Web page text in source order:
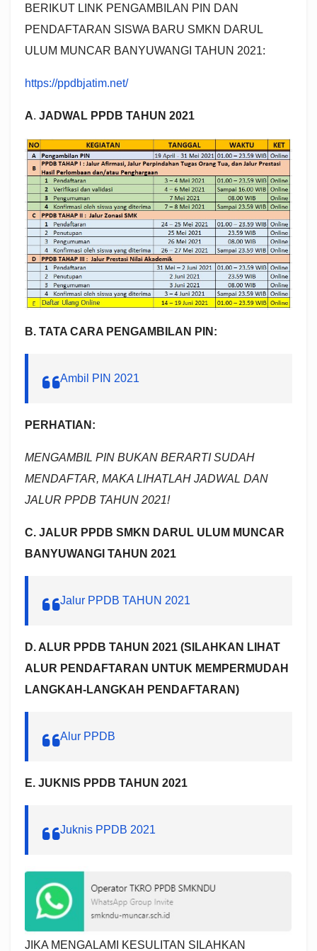
BERIKUT LINK PENGAMBILAN PIN DAN
PENDAFTARAN SISWA BARU SMKN DARUL
ULUM MUNCAR BANYUWANGI TAHUN 2021:
https://ppdbjatim.net/
A. JADWAL PPDB TAHUN 2021
B. TATA CARA PENGAMBILAN PIN:
Ambil PIN 2021
PERHATIAN:
MENGAMBIL PIN BUKAN BERARTI SUDAH
MENDAFTAR, MAKA LIHATLAH JADWAL DAN
JALUR PPDB TAHUN 2021!
C. JALUR PPDB SMKN DARUL ULUM MUNCAR
BANYUWANGI TAHUN 2021
Jalur PPDB TAHUN 2021
D. ALUR PPDB TAHUN 2021 (SILAHKAN LIHAT
ALUR PENDAFTARAN UNTUK MEMPERMUDAH
LANGKAH-LANGKAH PENDAFTARAN)
Alur PPDB
E. JUKNIS PPDB TAHUN 2021
Juknis PPDB 2021
JIKA MENGALAMI KESULITAN SILAHKAN